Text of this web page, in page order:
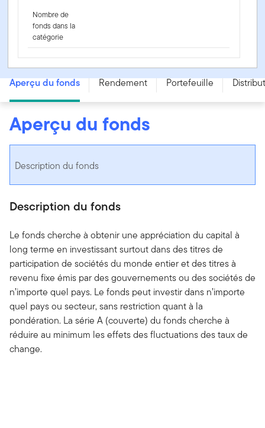
Nombre de
fonds dans la
catégorie
Fonds de croissance Templeton - Series PAG - USD
Aperçu du fonds Rendement Portefeuille
Aperçu du fonds
Description du fonds
Description du fonds
Le fonds cherche à obtenir une appréciation du capital à
long terme en investissant surtout dans des titres de
participation de sociétés du monde entier et des titres à
revenu fixe émis par des gouvernements ou des sociétés de
n’importe quel pays. Le fonds peut investir dans n’importe
quel pays ou secteur, sans restriction quant à la
pondération. La série A (couverte) du fonds cherche à
réduire au minimum les effets des fluctuations des taux de
change.